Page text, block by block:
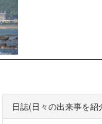
日誌(日々の出来事を紹